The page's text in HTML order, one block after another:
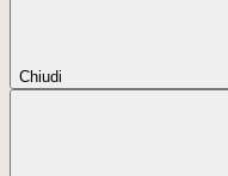
Chiudi